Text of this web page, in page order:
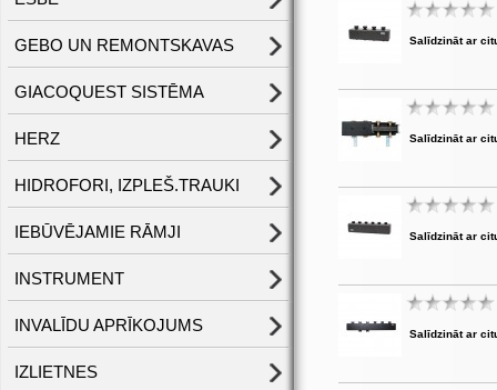
GEBO UN REMONTSKAVAS
GIACOQUEST SISTĒMA
HERZ
HIDROFORI, IZPLEŠ.TRAUKI
IEBŪVĒJAMIE RĀMJI
INSTRUMENT
INVALĪDU APRĪKOJUMS
IZLIETNES
Salīdzināt ar
Salīdzināt ar
Salīdzināt ar
Salīdzināt ar